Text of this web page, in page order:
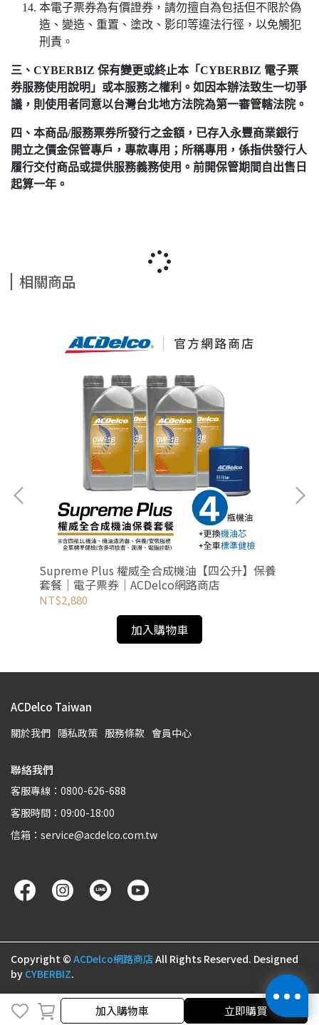
加入購物車
加入購物車 立即購買
本電子票券為有價證券，請勿擅自為包括但不限於偽
造、變造、重置、塗改、影印等違法行徑，以免觸犯
刑責。
三、CYBERBIZ 保有變更或終止本「CYBERBIZ 電子票
券服務使用說明」或本服務之權利。如因本辦法致生一切爭
議，則使用者同意以台灣台北地方法院為第一審管轄法院。
四、本商品/服務票券所發行之金額，已存入永豐商業銀行
開立之價金保管專戶，專款專用；所稱專用，係指供發行人
履行交付商品或提供服務義務使用。前開保管期間自出售日
起算一年。
相關商品
Supreme Plus 權威全合成機油【四公升】保養
套餐｜電子票券｜ACDelco網路商店
NT$2,880
加入購物車
ACDelco Taiwan
關於我們 隱私政策 服務條款 會員中心
聯絡我們
客服專線：0800-626-688
客服時間：09:00-18:00
信箱：service@acdelco.com.tw
Copyright © ACDelco網路商店All Rights Reserved. Designed
by CYBERBIZ.